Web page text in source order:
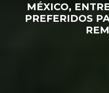
MÉXICO,
PREFERIDOS